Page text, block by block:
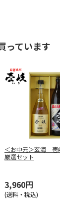
っています
＜お中元＞玄海 壱
厳選セット
3,960円
(送料・税込)